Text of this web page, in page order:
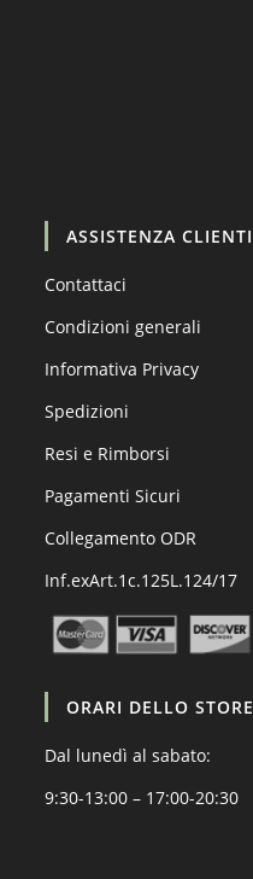
ASSISTENZA CLIENTI
Contattaci
Condizioni generali
Informativa Privacy
Spedizioni
Resi e Rimborsi
Pagamenti Sicuri
Collegamento ODR
Inf.exArt.1c.125L.124/17
ORARI DELLO STORE
Dal lunedì al sabato:
9:30-13:00 – 17:00-20:30